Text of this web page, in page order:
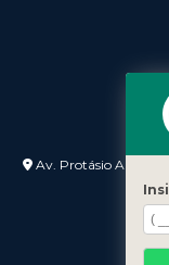
Av. Protásio Alves nº